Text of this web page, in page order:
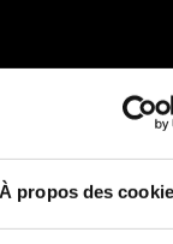
À propos des